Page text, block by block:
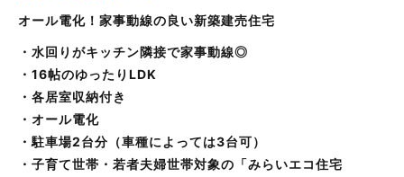
オール電化！家事動線の良い新築建売住宅
・水回りがキッチン隣接で家事動線◎
・16帖のゆったりLDK
・各居室収納付き
・オール電化
・駐車場2台分（車種によっては3台可）
・子育て世帯・若者夫婦世帯対象の「みらいエコ住宅